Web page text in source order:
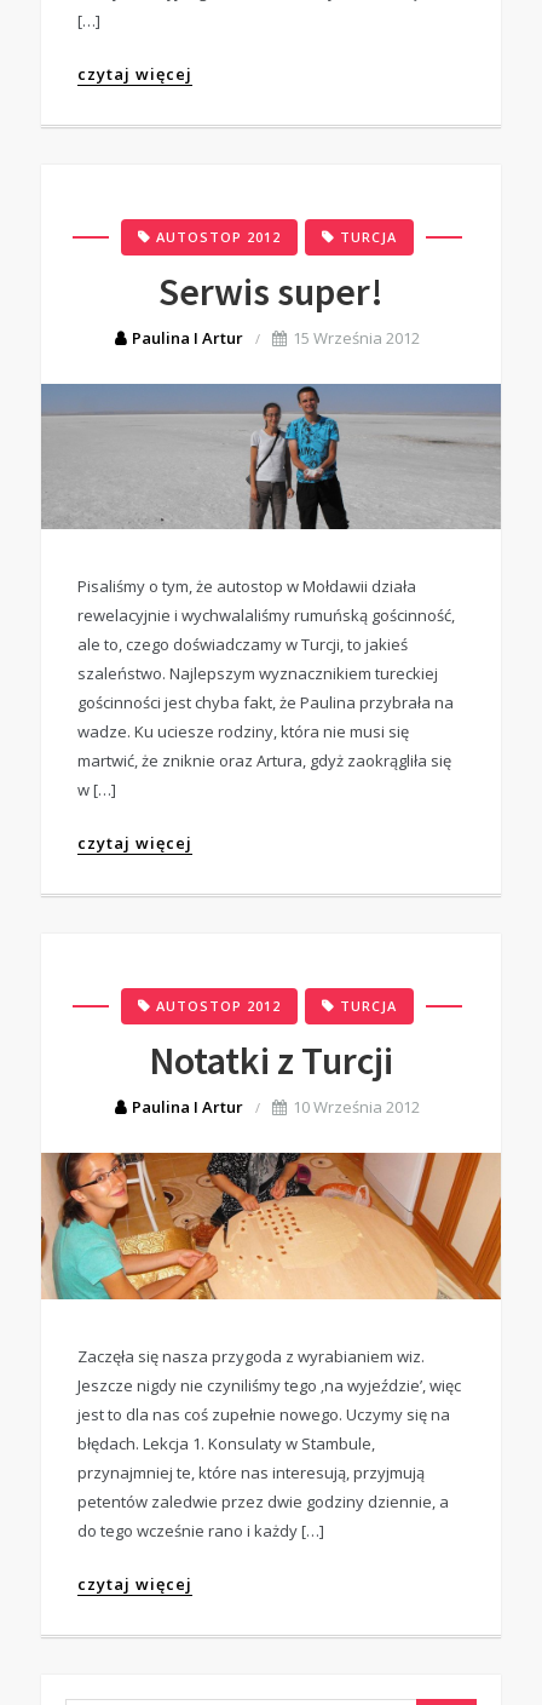
[…]
czytaj więcej
AUTOSTOP 2012 TURCJA
Serwis super!
Paulina I Artur 15 Września 2012
Pisaliśmy o tym, że autostop w Mołdawii działa
rewelacyjnie i wychwalaliśmy rumuńską gościnność,
ale to, czego doświadczamy w Turcji, to jakieś
szaleństwo. Najlepszym wyznacznikiem tureckiej
gościnności jest chyba fakt, że Paulina przybrała na
wadze. Ku uciesze rodziny, która nie musi się
martwić, że zniknie oraz Artura, gdyż zaokrągliła się
w […]
czytaj więcej
AUTOSTOP 2012 TURCJA
Notatki z Turcji
Paulina I Artur 10 Września 2012
Zaczęła się nasza przygoda z wyrabianiem wiz.
Jeszcze nigdy nie czyniliśmy tego ‚na wyjeździe’, więc
jest to dla nas coś zupełnie nowego. Uczymy się na
błędach. Lekcja 1. Konsulaty w Stambule,
przynajmniej te, które nas interesują, przyjmują
petentów zaledwie przez dwie godziny dziennie, a
do tego wcześnie rano i każdy […]
czytaj więcej